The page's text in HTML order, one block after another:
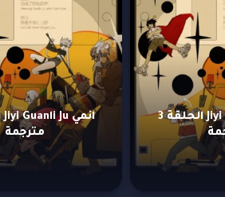
انمي Jiyi Guanli Ju الحلقة 3
مترجمة